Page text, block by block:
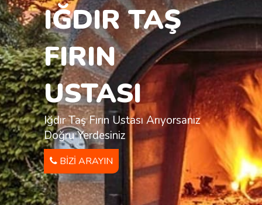
IĞDIR TAŞ
FIRIN
USTASI
Iğdır Taş Fırın Ustası Arıyorsanız
Doğru Yerdesiniz
BIZI ARAYIN